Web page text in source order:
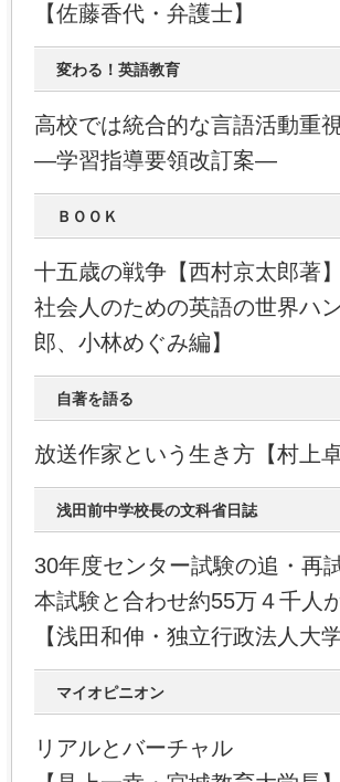
【佐藤香代・弁護士】
変わる！英語教育
高校では統合的な言語活動重視
―学習指導要領改訂案―
ＢＯＯＫ
十五歳の戦争【西村京太郎著】
社会人のための英語の世界ハ
郎、小林めぐみ編】
自著を語る
放送作家という生き方【村上
浅田前中学校長の文科省日誌
30年度センター試験の追・再
本試験と合わせ約55万４千人
【浅田和伸・独立行政法人大
マイオピニオン
リアルとバーチャル